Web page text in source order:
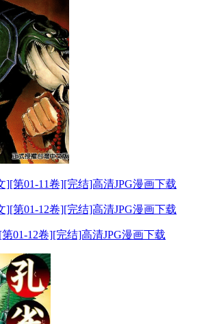
第01-11卷][完结]高清JPG漫画下载
01-12卷][完结]高清JPG漫画下载